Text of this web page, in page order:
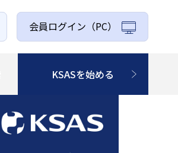
会員ログイン（PC）
KSASを始める